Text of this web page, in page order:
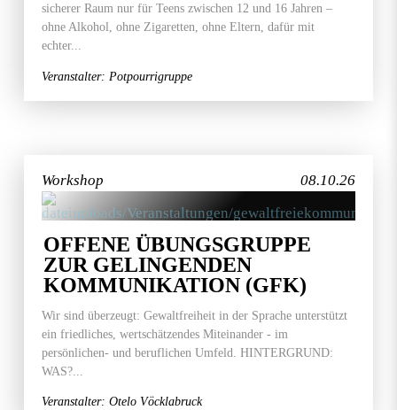
sicherer Raum nur für Teens zwischen 12 und 16 Jahren –
ohne Alkohol, ohne Zigaretten, ohne Eltern, dafür mit
echter...
Veranstalter: Potpourrigruppe
08.10.26
Workshop
OFFENE ÜBUNGSGRUPPE
ZUR GELINGENDEN
KOMMUNIKATION (GFK)
Wir sind überzeugt: Gewaltfreiheit in der Sprache unterstützt
ein friedliches, wertschätzendes Miteinander - im
persönlichen- und beruflichen Umfeld. HINTERGRUND:
WAS?...
Veranstalter: Otelo Vöcklabruck